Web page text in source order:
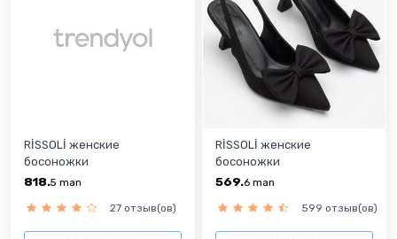
RİSSOLİ женские
босоножки
818.5 man
27 отзыв(ов)
RİSSOLİ женские
босоножки
569.6 man
599 отзыв(ов)